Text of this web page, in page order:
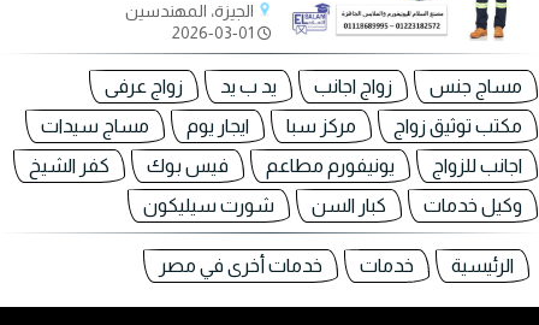
الجيزة، المهندسين
مساج جنس زواج اجانب يد ب يد
زواج عرفى
مكتب توثيق زواج
مركز سبا ايجار يوم
مساج سيدات
اجانب للزواج
يونيفورم مطاعم فيس بوك
كفر الشيخ
وكيل خدمات
كبار السن شورت سيليكون
الرئيسية خدمات خدمات أخرى في مصر